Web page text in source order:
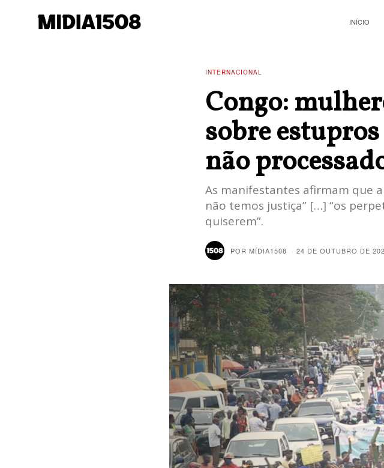
INÍCIO
INTERNACIONAL
Congo:
sobre
não
As manifestantes afirmam que
não temos justiça” […] “os
quiserem”.
POR MÍDIA1508 24 DE OUTUBRO DE